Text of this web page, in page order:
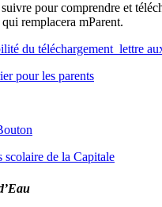
pour comprendre et
remplacera mParent.
du téléchargement_lettre
pour les parents